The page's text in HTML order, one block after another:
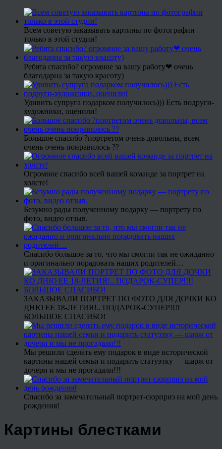
Всем советую заказывать картины по фотографии
только в этой студии!
Ребята спасибо? огромное за вашу работу❤ очень
благодарна за такую красоту)
Удивить супруга подарком получилось))) Есть подруги-
художники, оценили!
Большое спасибо ?портретом очень довольны, всем
очень очень понравилось ??
Огромное спасибо всей вашей команде за портрет на
холсте!
Безумно рады полученному подарку — портрету по
фото, видео отзыв.
Спасибо большое за то, что мы смогли так не ожиданно
и оригинально порадовать наших родителей…
ЗАКАЗЫВАЛИ ПОРТРЕТ ПО ФОТО ДЛЯ ДОЧКИ КО
ДНЮ ЕЕ 18-ЛЕТИЯ!.. ПОДАРОК-СУПЕР!!!!
БОЛЬШОЕ СПАСИБО!
Мы решили сделать ему подарок в виде исторической
картины нашей семьи и подарить статуэтку — шарж от
дочери и мы не прогадали!!!
Спасибо за замечательный портрет-сюрприз на мой день
рождения!
Картины блестками